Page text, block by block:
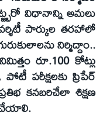
విధానాన్ని అమలు
పార్కుల తరహాలో
నిర్మిద్దాం..
రూ.100 కోట్లు
పోటీ పరీక్షలకు ప్రిపేర్
కనబరిచేలా శిక్షణ
చేయాలి.